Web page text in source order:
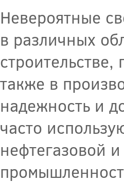
Невероятные
в различных
также в
надежность и
часто
нефтегазовой